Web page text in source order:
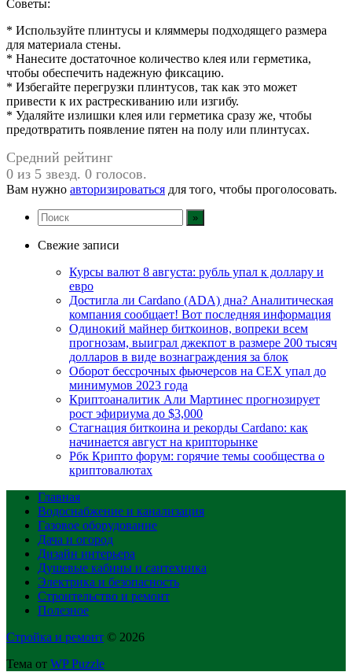
Советы:
* Используйте плинтусы и кляммеры подходящего размера
для материала стены.
* Нанесите достаточное количество клея или герметика,
чтобы обеспечить надежную фиксацию.
* Избегайте перегрузки плинтусов, так как это может
привести к их растрескиванию или изгибу.
* Удаляйте излишки клея или герметика сразу же, чтобы
предотвратить появление пятен на полу или плинтусах.
Средний рейтинг
0 из 5 звезд. 0 голосов.
Вам нужно авторизироваться для того, чтобы проголосовать.
Свежие записи
Курсы валют 8 августа: рубль упал к доллару и
евро
Достигла ли Cardano (ADA) дна? Аналитическая
компания сообщает! Вот последняя информация
Одинокий майнер биткоинов, вопреки всем
прогнозам, выиграл джекпот в размере 200 тысяч
долларов в виде вознаграждения за блок
Оборот бессрочных фьючерсов на CEX упал до
минимумов 2023 года
Криптоаналитик Али Мартинес прогнозирует
рост эфириума до $3,000
Стагнация биткоина и рекорды Cardano: как
начинается август на крипторынке
Рбк Крипто форум: горячие темы сообщества о
криптовалютах
Главная
Водоснабжение и канализация
Газовое оборудование
Дача и огород
Дизайн интерьера
Душевые кабины и сантехника
Электрика и безопасность
Строительство и ремонт
Полезное
Стройка и ремонт © 2026
Тема от WP Puzzle